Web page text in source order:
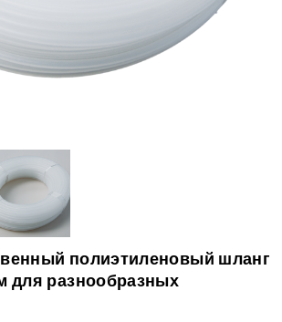
полиэтиленовый шланг
для разнообразных